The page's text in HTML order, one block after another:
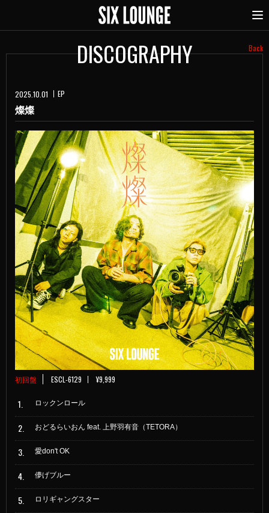
DISCOGRAPHY Back
2025.10.01
EP
燦燦
初回盤 ESCL-6129 ¥9,999
1. ロックンロール
2. おどるらいおん feat. 上野羽有音（TETORA）
3. 愛don't OK
4. 儚げブルー
5. ロリギャングスター